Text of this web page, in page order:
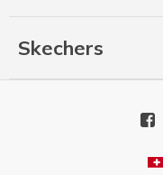
Skechers